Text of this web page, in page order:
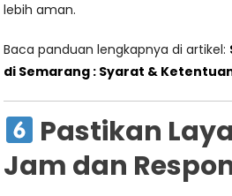
lebih aman.
Baca panduan lengkapnya di artikel:
di Semarang : Syarat &
Pastikan
Jam dan